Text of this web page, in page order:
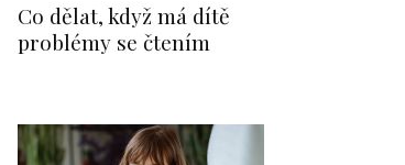
Co dělat, když má dítě
problémy se čtením